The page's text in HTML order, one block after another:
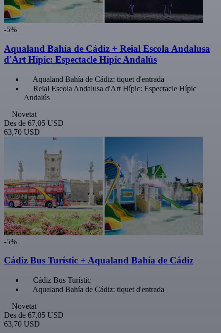
-5%
Aqualand Bahía de Cádiz + Reial Escola Andalusa
d'Art Hípic: Espectacle Hípic Andalús
Aqualand Bahía de Cádiz: tiquet d'entrada
Reial Escola Andalusa d'Art Hípic: Espectacle Hípic
Andalús
Novetat
Des de 67,05 USD
63,70 USD
-5%
Cádiz Bus Turístic + Aqualand Bahía de Cádiz
Cádiz Bus Turístic
Aqualand Bahía de Cádiz: tiquet d'entrada
Novetat
Des de 67,05 USD
63,70 USD